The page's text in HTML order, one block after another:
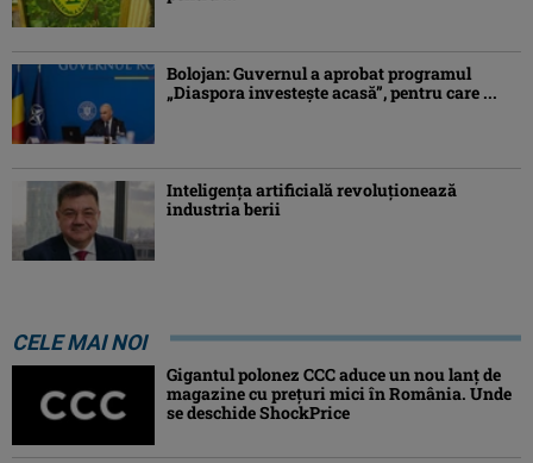
Bolojan: Guvernul a aprobat programul
„Diaspora investeşte acasă”, pentru care ...
Inteligența artificială revoluționează
industria berii
CELE MAI NOI
Gigantul polonez CCC aduce un nou lanț de
magazine cu prețuri mici în România. Unde
se deschide ShockPrice